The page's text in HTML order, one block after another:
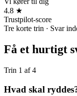
4.8 ★
Trustpilot-score
Tre korte trin · Svar
Få et hurtigt
Trin 1 af4
Hvad skal